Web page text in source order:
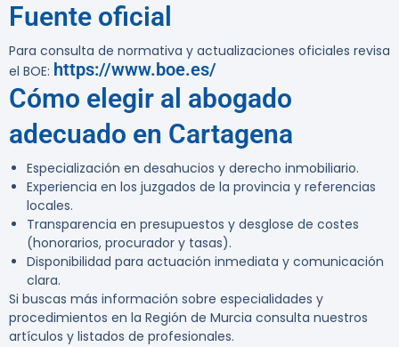
Fuente oficial
Para consulta de normativa y actualizaciones oficiales revisa
el BOE: https://www.boe.es/
Cómo elegir al abogado
adecuado en Cartagena
Especialización en desahucios y derecho inmobiliario.
Experiencia en los juzgados de la provincia y referencias
locales.
Transparencia en presupuestos y desglose de costes
(honorarios, procurador y tasas).
Disponibilidad para actuación inmediata y comunicación
clara.
Si buscas más información sobre especialidades y
procedimientos en la Región de Murcia consulta nuestros
artículos y listados de profesionales.